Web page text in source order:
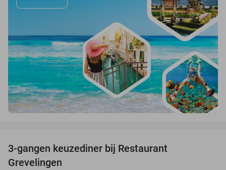
3-gangen keuzediner bij Restaurant
Grevelingen